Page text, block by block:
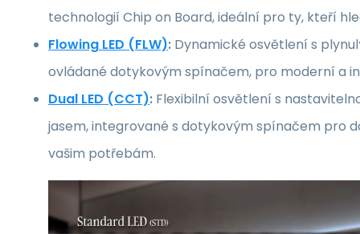
technologií Chip on Board, ideální pro ty, kteří
Flowing LED (FLW): Dynamické osvětlení s
ovládané dotykovým spínačem, pro moderní a
Dual LED (CCT): Flexibilní osvětlení s
jasem, integrované s dotykovým spínačem pro
vašim potřebám.